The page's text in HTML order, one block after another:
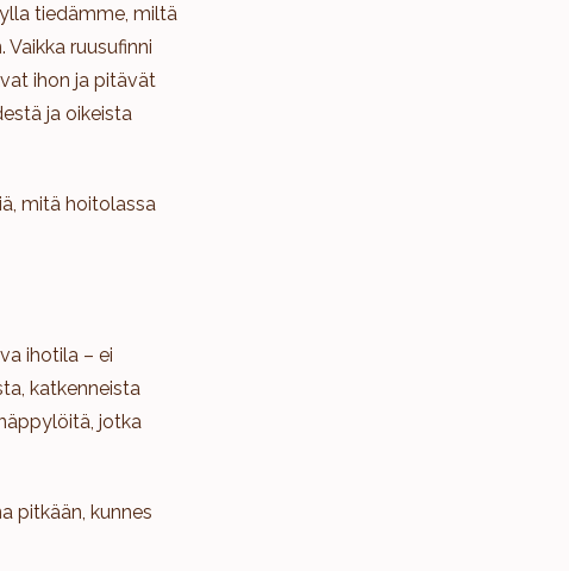
tiedämme, miltä
ruusufinni
ihon ja pitävät
ja oikeista
mitä hoitolassa
ihotila – ei
katkenneista
jotka
pitkään, kunnes